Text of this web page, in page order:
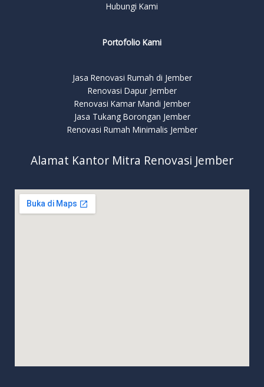
Hubungi Kami
Portofolio Kami
Jasa Renovasi Rumah di Jember
Renovasi Dapur Jember
Renovasi Kamar Mandi Jember
Jasa Tukang Borongan Jember
Renovasi Rumah Minimalis Jember
Alamat Kantor Mitra Renovasi Jember